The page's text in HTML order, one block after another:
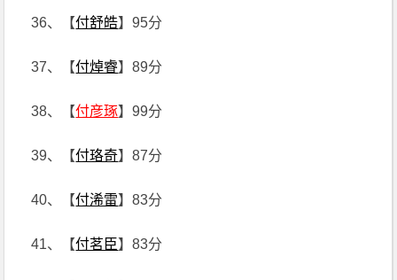
36、【付舒皓】95分
37、【付焯睿】89分
38、【付彦琢】99分
39、【付珞奇】87分
40、【付浠雷】83分
41、【付茗臣】83分